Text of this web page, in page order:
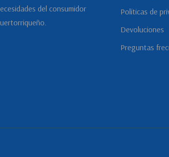
del consumidor
Políticas de
Devoluciones
Preguntas